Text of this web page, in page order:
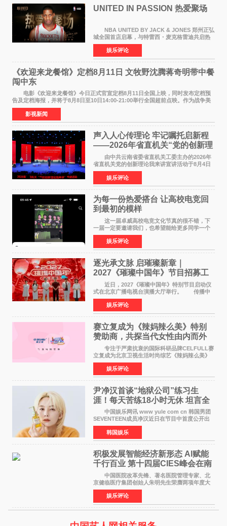
UNITED IN PASSION 热爱聚场
NBA UNITED BY JACK & JONES 郑州正弘
城全国首店启幕，与特雷西・麦克格雷迪共启热
爱 2026 年7 月21 日，
NBAUNITEDBYJACK&JONES 全国首店，于郑
州正弘城正式启幕。NBA 传奇球星
娱乐评论
《欢迎来龙餐馆》定档8月11日 文牧野沈腾蒋奇明带中餐
闯中东
电影《欢迎来龙餐馆》今日正式官宣定档8月11日全国上映，同时发布定档预
告及定档海报，并将于8月8日至10日14:00-21:00举行全国超前点映。作为战争美
食大片，影片讲述的是中国厨师徐福（沈腾
影视新闻
声入人心传理论 牢记嘱托启新程
——2026年省直机关“党的创新理
论我来讲”宣讲活动圆满落幕
由中共云南省委省直机关工委主办的2026年
省直机关党的创新理论我来讲宣讲活动于8月4日
至5日在昆明举办。活动以 "牢记嘱托 感恩奋进
开创云南发展新局面 "为主题，坚持以新时代中国
特色社会主义
娱乐评论
为每一份热爱搭台 让高校电竞回
到最初的模样
这一届卓威高校电竞文化节真的很不错，下
一届一定要邀请我们，也希望能给更多同学一个
来到现场的机会。 2026卓威高校电竞文化节
已经落下帷幕，在活动结束后，仍有不少高校电
竞社负责人和现
娱乐评论
逐光承文脉 启璀璨新章｜
2027《璀璨中国年》节目招募工
作圆满启动
近日，2027《璀璨中国年》特别节目启动仪
式在北京广播电视台演播大厅举行。 传播中
华优秀传统文化，弘扬纯正国风艺术，打造高规
格、高质感、正能量的文艺盛典，是璀璨中国年
矢志不渝的初心
娱乐评论
赛立复成为《辣妈辣么美》特别
赞助商，共探当代女性由内而外
活力美
专注于严肃抗衰的国际科研品牌CELFULL赛
立复成为北京卫视生活时尚综艺《辣妈辣么美》
的特别赞助商,明星辣妈袁咏仪倾情参与，向广大
都市女性传递健康生活新主张，寄语当代女性在
家庭与自我之间
娱乐评论
尹净汉首谈“地狱公司”练习生
涯！每天苦练18小时无休 坦言全
靠成员撑过来
中国娱乐网讯 www yule com cn 韩国男团
SEVENTEEN成员净汉近日在节目中首度公开出
道前的残酷练习生经历，并提及经纪公司Pledis
娱乐，引发广泛关注。 在8月2日播出的日本
TBS综艺节目《周
韩国娱乐
积极发展智能经济新形态 Al赋能
千行百业 第十四届CIES峰会在南
京盛大召开
中国医院改革先锋、著名医院管理专家、北
京健临医疗集团创始人朱明先生荣膺两项年度大
奖 2026年7月31日，盛夏金陵，长江之畔，
以重落地·真务实·强链接为主题的2026&lsquo;人
工智能+&rsquo
娱乐评论